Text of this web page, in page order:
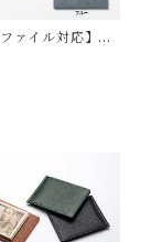
ァイル対応】ド
ッグ 書類ケース
ップ式 バッグ